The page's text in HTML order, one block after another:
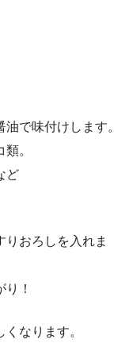
で味付けします。
。
ど
おろしを入れま
！
なります。